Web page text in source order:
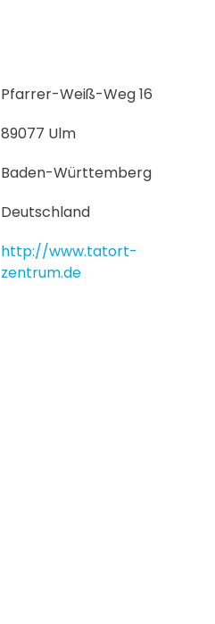
Pfarrer-Weiß-Weg 16
89077 Ulm
Baden-Württemberg
Deutschland
http://www.tatort-
zentrum.de